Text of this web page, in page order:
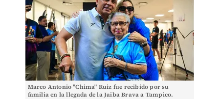
Marco Antonio "Chima" Ruiz fue recibido por su
familia en la llegada de la Jaiba Brava a Tampico.